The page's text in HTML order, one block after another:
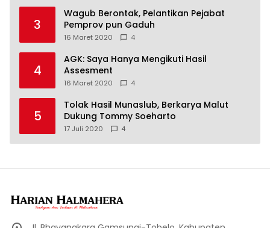
3
Wagub Berontak, Pelantikan Pejabat
Pemprov pun Gaduh
16 Maret 2020 4
4
AGK: Saya Hanya Mengikuti Hasil
Assesment
16 Maret 2020 4
5
Tolak Hasil Munaslub, Berkarya Malut
Dukung Tommy Soeharto
17 Juli 2020 4